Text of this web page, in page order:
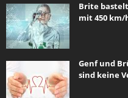
Brite
mit 450
Genf und
sind keine